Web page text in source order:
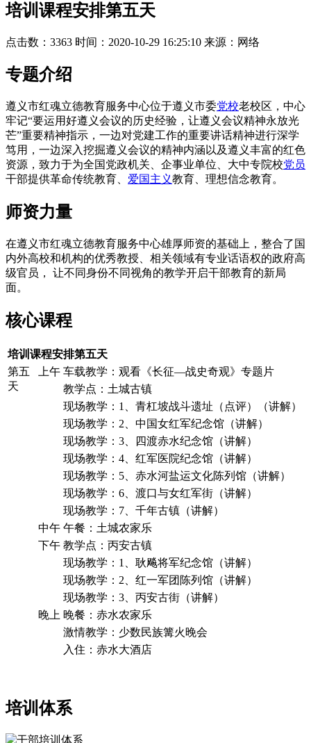
培训课程安排第五天
点击数：3363 时间：2020-10-29 16:25:10 来源：网络
专题介绍
遵义市红魂立德教育服务中心位于遵义市委党校老校区，中心
牢记“要运用好遵义会议的历史经验，让遵义会议精神永放光
芒”重要精神指示，一边对党建工作的重要讲话精神进行深学
笃用，一边深入挖掘遵义会议的精神内涵以及遵义丰富的红色
资源，致力于为全国党政机关、企事业单位、大中专院校党员
干部提供革命传统教育、 爱国主义教育、理想信念教育。
师资力量
在遵义市红魂立德教育服务中心雄厚师资的基础上，整合了国
内外高校和机构的优秀教授、相关领域有专业话语权的政府高
级官员， 让不同身份不同视角的教学开启干部教育的新局
面。
核心课程
培训课程安排第五天
第五
天
上午 车载教学：观看《长征—战史奇观》专题片
教学点：土城古镇
现场教学：1、青杠坡战斗遗址（点评）（讲解）
现场教学：2、中国女红军纪念馆（讲解）
现场教学：3、四渡赤水纪念馆（讲解）
现场教学：4、红军医院纪念馆（讲解）
现场教学：5、赤水河盐运文化陈列馆（讲解）
现场教学：6、渡口与女红军街（讲解）
现场教学：7、千年古镇（讲解）
中午 午餐：土城农家乐
下午 教学点：丙安古镇
现场教学：1、耿飚将军纪念馆（讲解）
现场教学：2、红一军团陈列馆（讲解）
现场教学：3、丙安古街（讲解）
晚上 晚餐：赤水农家乐
激情教学：少数民族篝火晚会
入住：赤水大酒店
培训体系